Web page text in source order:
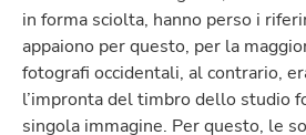
in forma sciolta, hanno perso i
appaiono per questo, per la
fotografi occidentali, al contrario,
l’impronta del timbro dello studio
singola immagine. Per questo, le